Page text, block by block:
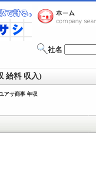
社名
給料 収入)
アサ商事 年収